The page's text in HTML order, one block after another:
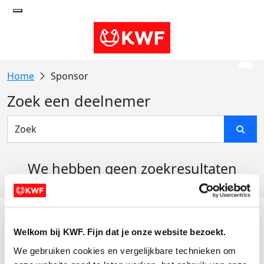
Welkom bij KWF. Fijn dat je onze website bezoekt.
We gebruiken cookies en vergelijkbare technieken om
Sponsor
Zoek een deelnemer
We hebben geen zoekresultaten
Actiematerialen
Evenementen